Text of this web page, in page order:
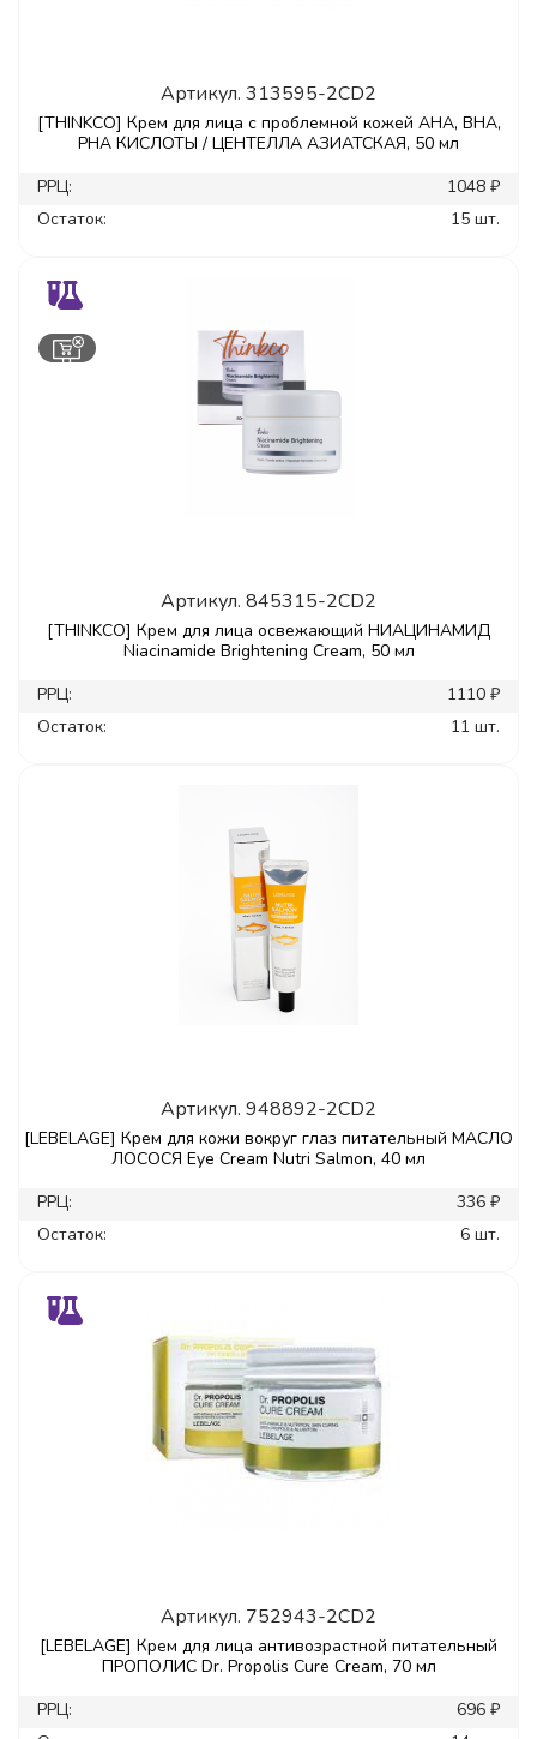
Артикул. 313595-2CD2
[THINKCO] Крем для лица с проблемной кожей AHA, BHA,
PHA КИСЛОТЫ / ЦЕНТЕЛЛА АЗИАТСКАЯ, 50 мл
РРЦ:
1048 ₽
Остаток:
15 шт.
Артикул. 845315-2CD2
[THINKCO] Крем для лица освежающий НИАЦИНАМИД
Niacinamide Brightening Cream, 50 мл
РРЦ:
1110 ₽
Остаток:
11 шт.
Артикул. 948892-2CD2
[LEBELAGE] Крем для кожи вокруг глаз питательный МАСЛО
ЛОСОСЯ Eye Cream Nutri Salmon, 40 мл
РРЦ:
336 ₽
Остаток:
6 шт.
Артикул. 752943-2CD2
[LEBELAGE] Крем для лица антивозрастной питательный
ПРОПОЛИС Dr. Propolis Cure Cream, 70 мл
РРЦ:
696 ₽